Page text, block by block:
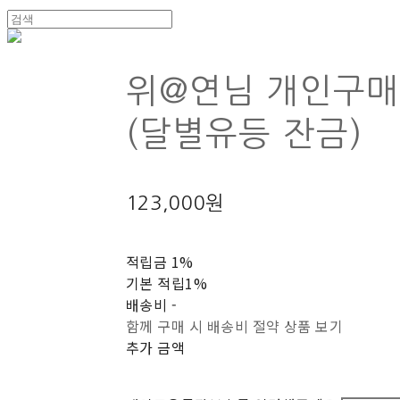
위@연님 개인구
(달별유등 잔금)
123,000원
적립금 1%
기본 적립1%
배송비 -
함께 구매 시 배송비 절약 상품 보기
추가 금액